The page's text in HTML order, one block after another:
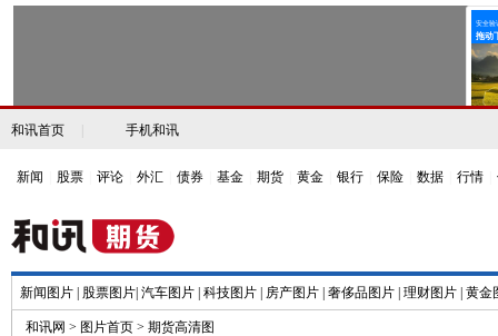
和讯首页 手机和讯
新闻 股票 评论 外汇 债券 基金 期货 黄金 银行 保险 数据 行情
新闻图片 股票图片 汽车图片 科技图片 房产图片 奢侈品图片 理财图片 黄金
和讯网 > 图片首页 > 期货高清图